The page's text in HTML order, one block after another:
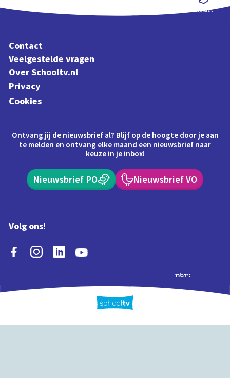
Schoolplaat
Contact
Veelgestelde vragen
Over Schooltv.nl
Privacy
Cookies
Ontvang jij de nieuwsbrief al? Blijf op de hoogte door je aan
te melden en ontvang elke maand een nieuwsbrief naar
keuze in je inbox!
Nieuwsbrief PO Nieuwsbrief VO
Volg ons!